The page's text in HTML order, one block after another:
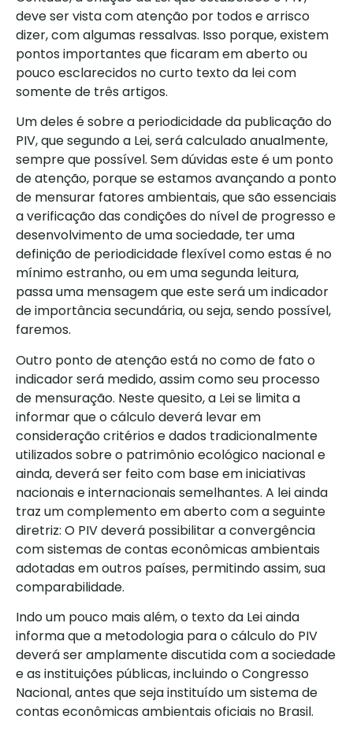
deve ser vista com atenção por todos e arrisco
dizer, com algumas ressalvas. Isso porque, existem
pontos importantes que ficaram em aberto ou
pouco esclarecidos no curto texto da lei com
somente de três artigos.
Um deles é sobre a periodicidade da publicação do
PIV, que segundo a Lei, será calculado anualmente,
sempre que possível. Sem dúvidas este é um ponto
de atenção, porque se estamos avançando a ponto
de mensurar fatores ambientais, que são essenciais
a verificação das condições do nível de progresso e
desenvolvimento de uma sociedade, ter uma
definição de periodicidade flexível como estas é no
mínimo estranho, ou em uma segunda leitura,
passa uma mensagem que este será um indicador
de importância secundária, ou seja, sendo possível,
faremos.
Outro ponto de atenção está no como de fato o
indicador será medido, assim como seu processo
de mensuração. Neste quesito, a Lei se limita a
informar que o cálculo deverá levar em
consideração critérios e dados tradicionalmente
utilizados sobre o patrimônio ecológico nacional e
ainda, deverá ser feito com base em iniciativas
nacionais e internacionais semelhantes. A lei ainda
traz um complemento em aberto com a seguinte
diretriz: O PIV deverá possibilitar a convergência
com sistemas de contas econômicas ambientais
adotadas em outros países, permitindo assim, sua
comparabilidade.
Indo um pouco mais além, o texto da Lei ainda
informa que a metodologia para o cálculo do PIV
deverá ser amplamente discutida com a sociedade
e as instituições públicas, incluindo o Congresso
Nacional, antes que seja instituído um sistema de
contas econômicas ambientais oficiais no Brasil.